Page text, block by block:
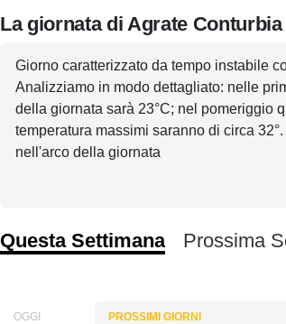
La giornata di Agrate
Giorno caratterizzato da tempo instabile
Analizziamo in modo dettagliato: nelle
della giornata sarà 23°C; nel pomeriggio
temperatura massimi saranno di circa
nell'arco della giornata
Questa Settimana Prossima
OGGI PROSSIMI GIORNI